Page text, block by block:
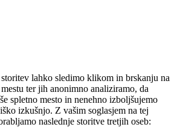
storitev lahko sledimo klikom in brskanju na
ter jih anonimno analiziramo, da
spletno mesto in nenehno izboljšujemo
izkušnjo. Z vašim soglasjem na tej
naslednje storitve tretjih oseb: